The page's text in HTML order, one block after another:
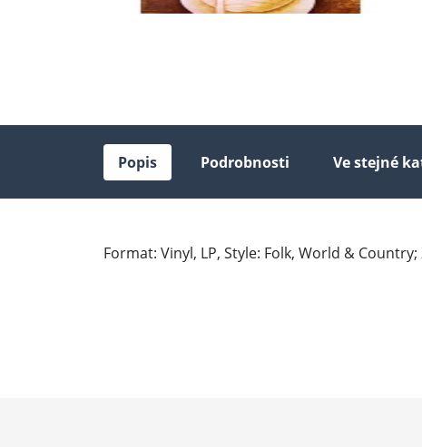
Popis Podrobnosti Ve stejné
Format: Vinyl, LP, Style: Folk, World &